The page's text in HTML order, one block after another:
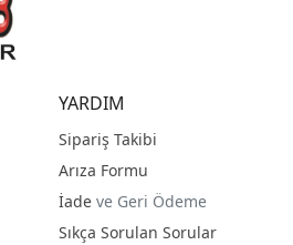
YARDIM
Sipariş Takibi
Arıza Formu
İade ve Geri Ödeme
Sıkça Sorulan Sorular